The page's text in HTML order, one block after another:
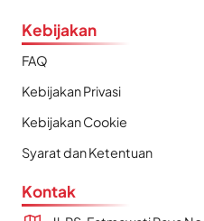
Kebijakan
FAQ
Kebijakan Privasi
Kebijakan Cookie
Syarat dan Ketentuan
Kontak